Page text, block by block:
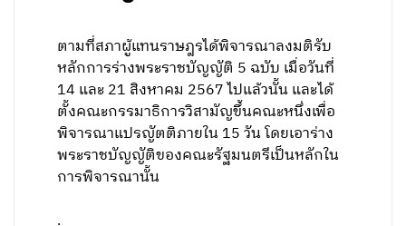
ตามที่สภาผู้แทนราษฎรได้พิจารณาลงมติรับ
หลักการร่างพระราชบัญญัติ 5 ฉบับ เมื่อวันที่
14 และ 21 สิงหาคม 2567 ไปแล้วนั้น และได้
ตั้งคณะกรรมาธิการวิสามัญขึ้นคณะหนึ่งเพื่อ
พิจารณาแปรญัตติภายใน 15 วัน โดยเอาร่าง
พระราชบัญญัติของคณะรัฐมนตรีเป็นหลักใน
การพิจารณานั้น
.